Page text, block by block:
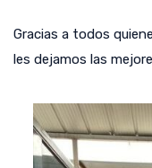
Gracias a todos
les dejamos las